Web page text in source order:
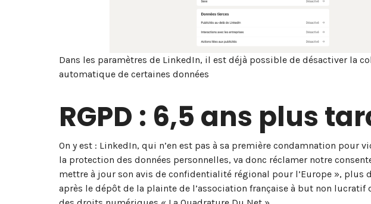
Dans les paramètres de LinkedIn, il est déjà possible de désactiver la
automatique de certaines données
RGPD : 6,5 ans plus
On y est : LinkedIn, qui n’en est pas à sa première condamnation pour
la protection des données personnelles, va donc réclamer notre
mettre à jour son avis de confidentialité régional pour l’Europe », plus
après le dépôt de la plainte de l’association française à but non lucratif